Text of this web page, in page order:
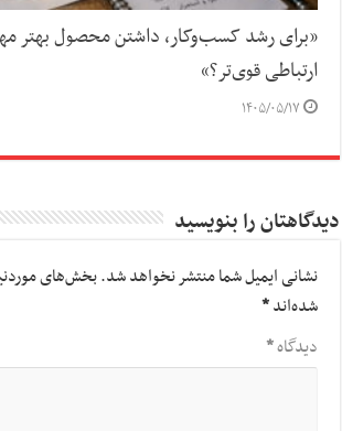
«برای رشد کسب‌وکار، داشتن محصول بهتر
ارتباطی قوی‌تر؟»
۱۴۰۵/۰۵/۱۷
دیدگاهتان را بنویسید
نشانی ایمیل شما منتشر نخواهد شد.بخش‌های
شده‌اند*
دیدگاه*